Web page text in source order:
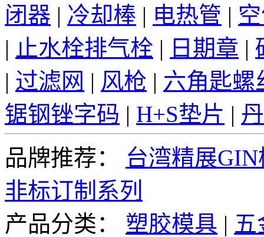
闭器 | 冷却棒 | 电热管 |
| 止水栓排气栓 | 日期章 |
| 过滤网 | 风枪 | 六角匙螺
锯钢锉字码 | H+S垫片 |
品牌推荐：
台湾精展
非标订制系列
产品分类：
塑胶模具 | 五